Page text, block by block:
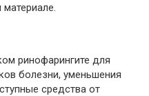
ринофарингите для
болезни, уменьшения
средства от